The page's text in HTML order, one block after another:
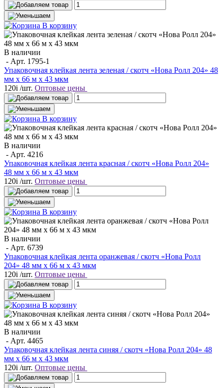
В корзину
В наличии
- Арт. 1795-1
Упаковочная клейкая лента зеленая / скотч «Нова Ролл 204» 48
мм x 66 м х 43 мкм
120i /шт. Оптовые цены
В корзину
В наличии
- Арт. 4216
Упаковочная клейкая лента красная / скотч «Нова Ролл 204»
48 мм x 66 м х 43 мкм
120i /шт. Оптовые цены
В корзину
В наличии
- Арт. 6739
Упаковочная клейкая лента оранжевая / скотч «Нова Ролл
204» 48 мм x 66 м х 43 мкм
120i /шт. Оптовые цены
В корзину
В наличии
- Арт. 4465
Упаковочная клейкая лента синяя / скотч «Нова Ролл 204» 48
мм x 66 м х 43 мкм
120i /шт. Оптовые цены